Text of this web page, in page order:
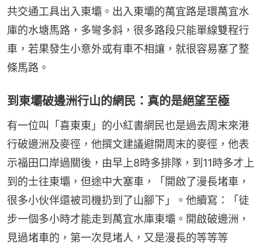
共交通工具出入東壩。出入東壩的萬宜路是環萬宜水
庫的水塘馬路，多彎多斜，很多路段只能單線雙程行
車，若果發生小意外或有車不相讓，就很容易塞了整
條馬路。
到東壩破邊洲行山的網民：真的是絕望至極
有一位叫「喜東東」的小紅書網民也是過去周末來港
行破邊洲及麥徑，他撰文建議避開周末的麥徑，他表
示福田口岸過關後，由早上8時多排隊，到11時多才上
到的士往東壩，但途中大塞車，「開啟了漫長堵車，
很多小伙伴還被司機扔到了山腳下」。他續寫：「徒
步一個多小時才能走到萬宜水庫東壩。開啟破邊洲，
見過堵車的，第一次見堵人，又是漫長的等等等